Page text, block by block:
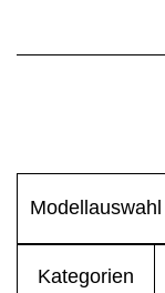
Modellauswahl
Kategorien